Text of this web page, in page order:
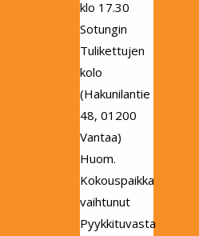
klo 17.30
Sotungin
Tulikettujen
kolo
(Hakunilantie
48, 01200
Vantaa)
Huom.
Kokouspaikka
vaihtunut
Pyykkituvasta